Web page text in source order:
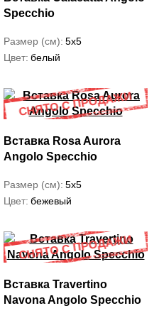
Specchio
Размер (см) 5x5
Цвет белый
Вставка Rosa Aurora
Angolo Specchio
Размер (см) 5x5
Цвет бежевый
Вставка Travertino
Navona Angolo Specchio